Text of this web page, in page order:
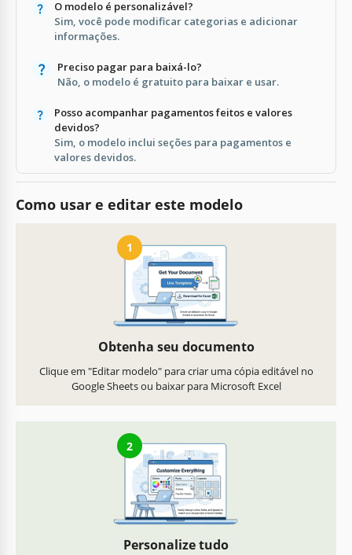
O modelo é personalizável?
Sim, você pode modificar categorias e adicionar
informações.
Preciso pagar para baixá-lo?
Não, o modelo é gratuito para baixar e usar.
Posso acompanhar pagamentos feitos e valores
devidos?
Sim, o modelo inclui seções para pagamentos e
valores devidos.
Como usar e editar este modelo
1
Obtenha seu documento
Clique em "Editar modelo" para criar uma cópia editável no
Google Sheets ou baixar para Microsoft Excel
2
Personalize tudo